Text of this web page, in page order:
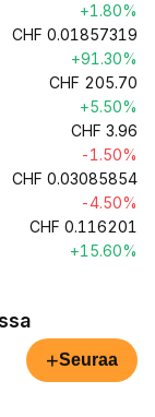
+1.80%
CHF 0.01857319
+91.30%
CHF 205.70
+5.50%
CHF 3.96
-1.50%
CHF 0.03085854
-4.50%
CHF 0.116201
+15.60%
+Seuraa